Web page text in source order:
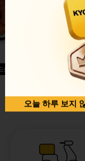
글윙
오늘 하루 보지